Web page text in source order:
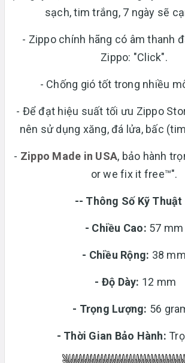
sạch, tim trắng, 7 ngày sẽ
- Zippo chính hãng có âm thanh
Zippo: "Click".
- Chống gió tốt trong nhiều
- Để đạt hiệu suất tối ưu Zippo
nên sử dụng xăng, đá lửa, bấc
- Zippo Made in USA, bảo hành
or we fix it free™".
-- Thông Số Kỹ Thuật
- Chiều Cao: 57 mm
- Chiều Rộng: 38 mm
- Độ Dày: 12 mm
- Trọng Lượng: 56
- Thời Gian Bảo Hành: